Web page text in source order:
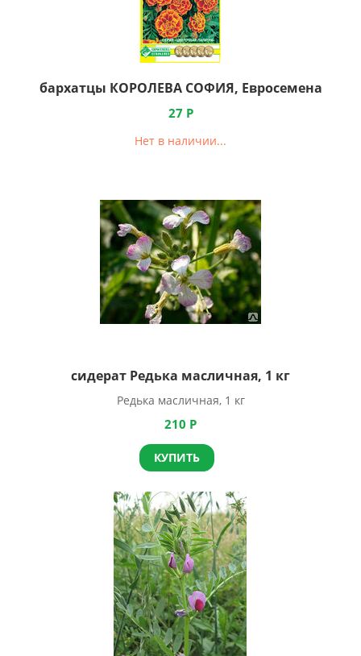
бархатцы КОРОЛЕВА СОФИЯ, Евросемена
27 Р
Нет в наличии...
сидерат Редька масличная, 1 кг
Редька масличная, 1 кг
210 Р
КУПИТЬ